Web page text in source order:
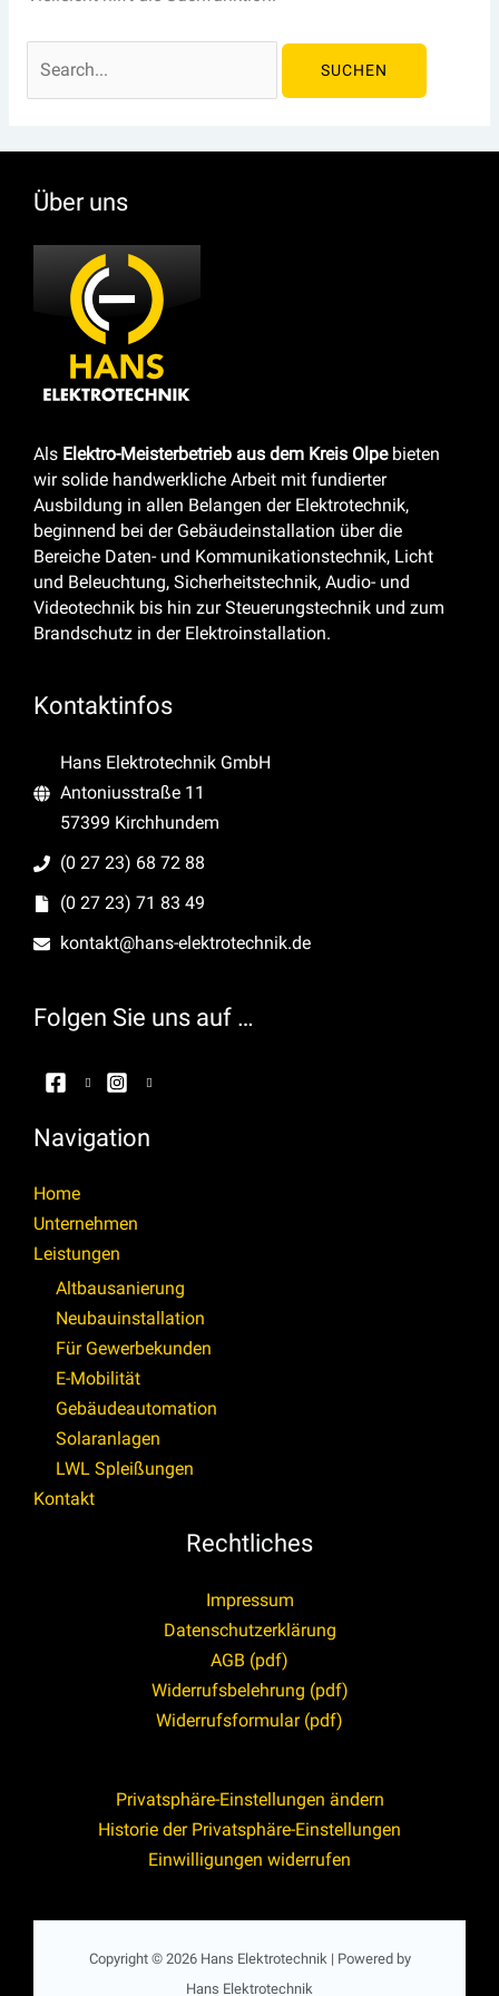
Über uns
Als Elektro-Meisterbetrieb aus dem Kreis Olpebieten
wir solide handwerkliche Arbeit mit fundierter
Ausbildung in allen Belangen der Elektrotechnik,
beginnend bei der Gebäudeinstallation über die
Bereiche Daten- und Kommunikationstechnik, Licht
und Beleuchtung, Sicherheitstechnik, Audio- und
Videotechnik bis hin zur Steuerungstechnik und zum
Brandschutz in der Elektroinstallation.
Kontaktinfos
Hans Elektrotechnik GmbH
Antoniusstraße 11
57399 Kirchhundem
(0 27 23) 68 72 88
(0 27 23) 71 83 49
kontakt@hans-elektrotechnik.de
Folgen Sie uns auf …
Navigation
Home
Unternehmen
Leistungen
Altbausanierung
Neubauinstallation
Für Gewerbekunden
E-Mobilität
Gebäudeautomation
Solaranlagen
LWL Spleißungen
Kontakt
Rechtliches
Impressum
Datenschutzerklärung
AGB (pdf)
Widerrufsbelehrung (pdf)
Widerrufsformular (pdf)
Privatsphäre-Einstellungen ändern
Historie der Privatsphäre-Einstellungen
Einwilligungen widerrufen
Copyright © 2026 Hans Elektrotechnik | Powered by
Hans Elektrotechnik